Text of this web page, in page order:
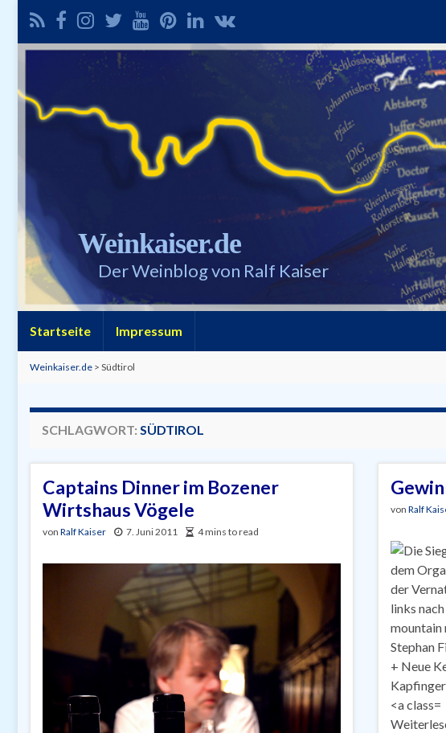
Weinkaiser.de
Der Weinblog von Ralf Kaiser
Startseite Impressum
Weinkaiser.de > Südtirol
SCHLAGWORT: SÜDTIROL
Captains Dinner im Bozener
Wirtshaus Vögele
von Ralf Kaiser 7. Juni 2011 4 mins to read
vonRalf